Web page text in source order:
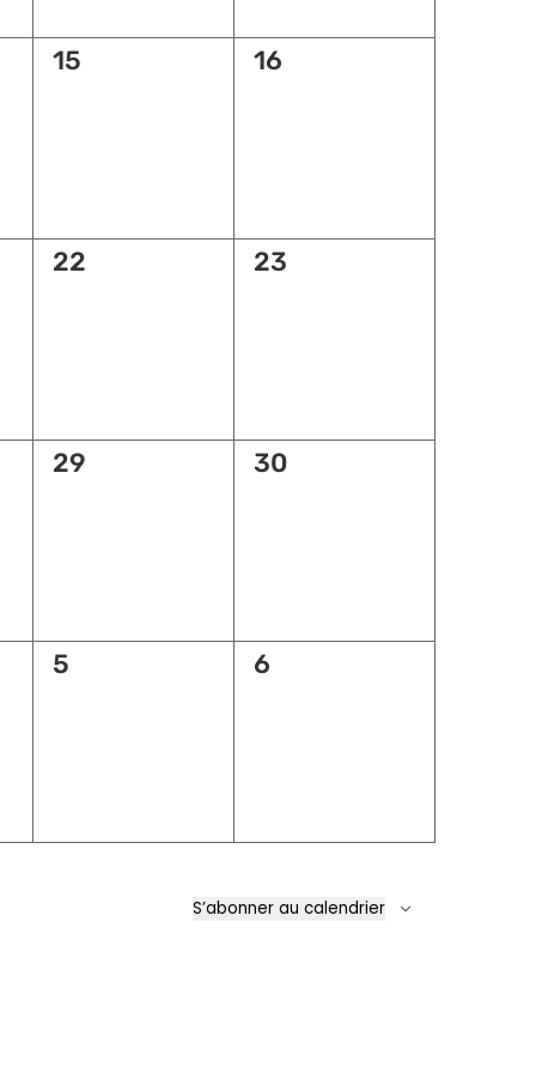
0
15
0
16
0
22
0
23
0
29
0
30
0
5
0
6
S’abonner au calendrier